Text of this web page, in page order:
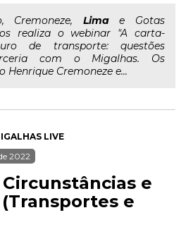
Cremoneze, Limae Gotas
realiza o webinar "A carta-
de transporte: questões
com o Migalhas. Os
Henrique Cremoneze e...
LIVE
2022
Circunstâncias e
e